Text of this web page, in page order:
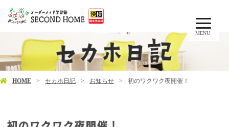
MENU
HOME セカホ日記 お知らせ 初のワクワク夜開催！